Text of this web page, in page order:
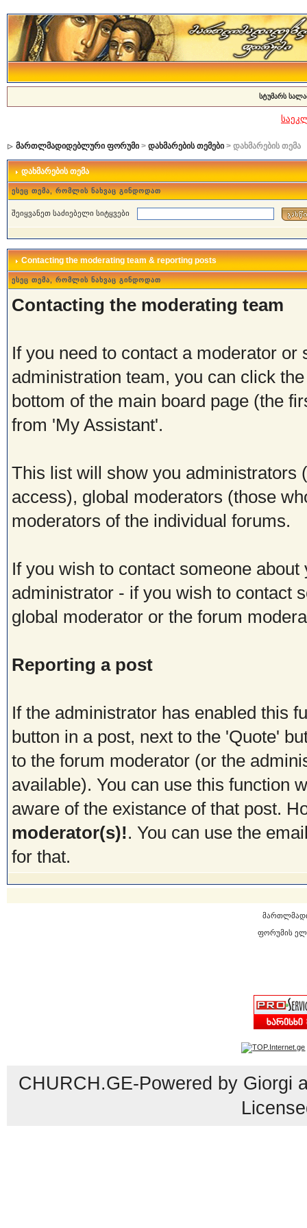
სტუმარს
მართლმადიდებლური ფორუმი> დახმარების თემები> დახმარების თემა
დახმარების თემა
ესეც თემა, რომლის ნახვაც გინდოდათ
შეიყვანეთ საძიებელი სიტყვები
Contacting the moderating team & reporting posts
ესეც თემა, რომლის ნახვაც გინდოდათ
Contacting the moderating team
If you need to contact a moderator
administration team, you can click
bottom of the main board page (the
from 'My Assistant'.
This list will show you administrators
access), global moderators (those
moderators of the individual forums.
If you wish to contact someone
administrator - if you wish to contact
global moderator or the forum
Reporting a post
If the administrator has enabled this
button in a post, next to the 'Quote'
to the forum moderator (or the
available). You can use this function
aware of the existance of that post.
moderator(s)!. You can use the
for that.
ფორუმის
CHURCH.GE-Powered by Giorgi